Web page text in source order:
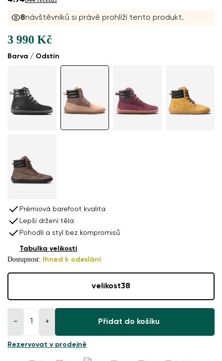
8návštěvníků si právě prohlíží tento produkt.
Barva / Odstín
3 990 Kč
Prémiová barefoot kvalita
Lepší držení těla
Pohodlí a styl bez kompromisů
Dostupnost: Ihned k odeslání
Tabulka velikostí
velikost38
− + Přidat do košíku
Rezervovat v prodejně